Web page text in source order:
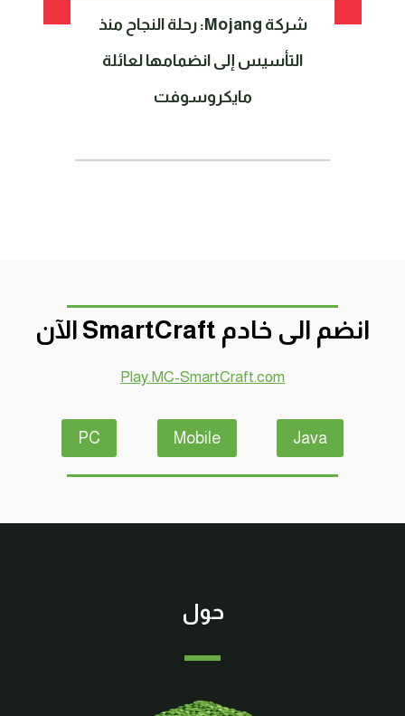
شركة Mojang: رحلة النجاح منذ
التأسيس إلى انضمامها لعائلة
مايكروسوفت
انضم الى خادم SmartCraft الآن
Play.MC-SmartCraft.com
Java
Mobile
PC
حول